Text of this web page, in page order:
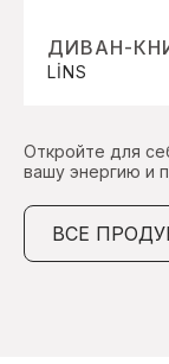
ДИВАН-
LİNS
Откройте для
вашу энергию и
ВСЕ